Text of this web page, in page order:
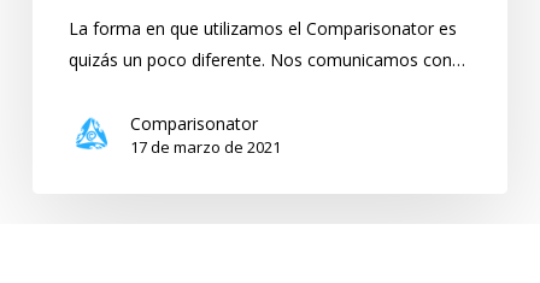
Sport
Consulting
La forma en que utilizamos el Comparisonator es
quizás un poco diferente. Nos comunicamos con…
Comparisonator
17 de marzo de 2021